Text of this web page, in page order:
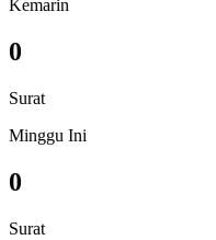
Kemarin
0
Surat
Minggu Ini
0
Surat